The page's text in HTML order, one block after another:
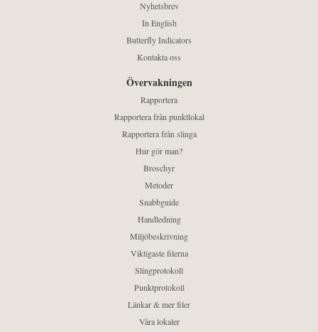
Nyhetsbrev
In English
Butterfly Indicators
Kontakta oss
Övervakningen
Rapportera
Rapportera från punktlokal
Rapportera från slinga
Hur gör man?
Broschyr
Metoder
Snabbguide
Handledning
Miljöbeskrivning
Viktigaste filerna
Slingprotokoll
Punktprotokoll
Länkar & mer filer
Våra lokaler